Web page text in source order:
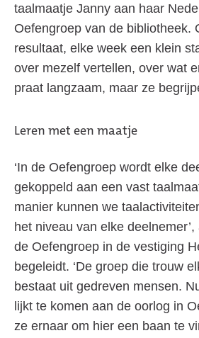
taalmaatje Janny aan haar
Oefengroep van de bibliotheek.
resultaat, elke week een klein
over mezelf vertellen, over wat
praat langzaam, maar ze
Leren met een maatje
‘In de Oefengroep wordt elke
gekoppeld aan een vast
manier kunnen we
het niveau van elke
de Oefengroep in de vestiging
begeleidt. ‘De groep die trouw
bestaat uit gedreven mensen.
lijkt te komen aan de oorlog in
ze ernaar om hier een baan te